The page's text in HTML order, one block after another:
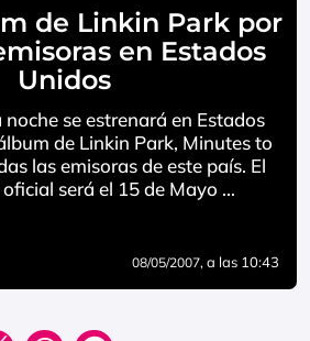
de Linkin Park por
en Estados
Unidos
noche se estrenará en Estados
de Linkin Park, Minutes to
las emisoras de este país. El
será el 15 de Mayo …
08/05/2007, a las 10:43